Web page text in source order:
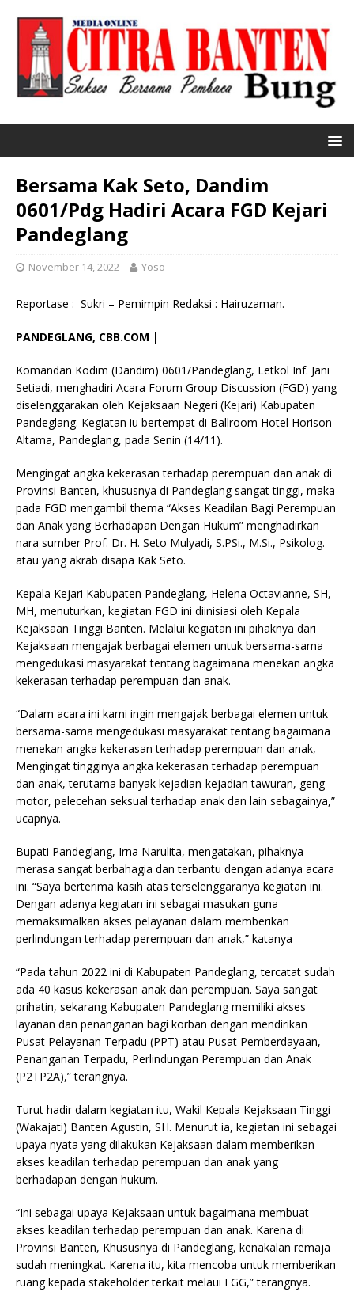
Bersama Kak Seto, Dandim
0601/Pdg Hadiri Acara FGD Kejari
Pandeglang
November 14, 2022 Yoso
Reportase : Sukri – Pemimpin Redaksi : Hairuzaman.
PANDEGLANG, CBB.COM |
Komandan Kodim (Dandim) 0601/Pandeglang, Letkol Inf. Jani
Setiadi, menghadiri Acara Forum Group Discussion (FGD) yang
diselenggarakan oleh Kejaksaan Negeri (Kejari) Kabupaten
Pandeglang. Kegiatan iu bertempat di Ballroom Hotel Horison
Altama, Pandeglang, pada Senin (14/11).
Mengingat angka kekerasan terhadap perempuan dan anak di
Provinsi Banten, khususnya di Pandeglang sangat tinggi, maka
pada FGD mengambil thema “Akses Keadilan Bagi Perempuan
dan Anak yang Berhadapan Dengan Hukum” menghadirkan
nara sumber Prof. Dr. H. Seto Mulyadi, S.PSi., M.Si., Psikolog.
atau yang akrab disapa Kak Seto.
Kepala Kejari Kabupaten Pandeglang, Helena Octavianne, SH,
MH, menuturkan, kegiatan FGD ini diinisiasi oleh Kepala
Kejaksaan Tinggi Banten. Melalui kegiatan ini pihaknya dari
Kejaksaan mengajak berbagai elemen untuk bersama-sama
mengedukasi masyarakat tentang bagaimana menekan angka
kekerasan terhadap perempuan dan anak.
“Dalam acara ini kami ingin mengajak berbagai elemen untuk
bersama-sama mengedukasi masyarakat tentang bagaimana
menekan angka kekerasan terhadap perempuan dan anak,
Mengingat tingginya angka kekerasan terhadap perempuan
dan anak, terutama banyak kejadian-kejadian tawuran, geng
motor, pelecehan seksual terhadap anak dan lain sebagainya,”
ucapnya.
Bupati Pandeglang, Irna Narulita, mengatakan, pihaknya
merasa sangat berbahagia dan terbantu dengan adanya acara
ini. “Saya berterima kasih atas terselenggaranya kegiatan ini.
Dengan adanya kegiatan ini sebagai masukan guna
memaksimalkan akses pelayanan dalam memberikan
perlindungan terhadap perempuan dan anak,” katanya
“Pada tahun 2022 ini di Kabupaten Pandeglang, tercatat sudah
ada 40 kasus kekerasan anak dan perempuan. Saya sangat
prihatin, sekarang Kabupaten Pandeglang memiliki akses
layanan dan penanganan bagi korban dengan mendirikan
Pusat Pelayanan Terpadu (PPT) atau Pusat Pemberdayaan,
Penanganan Terpadu, Perlindungan Perempuan dan Anak
(P2TP2A),” terangnya.
Turut hadir dalam kegiatan itu, Wakil Kepala Kejaksaan Tinggi
(Wakajati) Banten Agustin, SH. Menurut ia, kegiatan ini sebagai
upaya nyata yang dilakukan Kejaksaan dalam memberikan
akses keadilan terhadap perempuan dan anak yang
berhadapan dengan hukum.
“Ini sebagai upaya Kejaksaan untuk bagaimana membuat
akses keadilan terhadap perempuan dan anak. Karena di
Provinsi Banten, Khususnya di Pandeglang, kenakalan remaja
sudah meningkat. Karena itu, kita mencoba untuk memberikan
ruang kepada stakeholder terkait melaui FGG,” terangnya.